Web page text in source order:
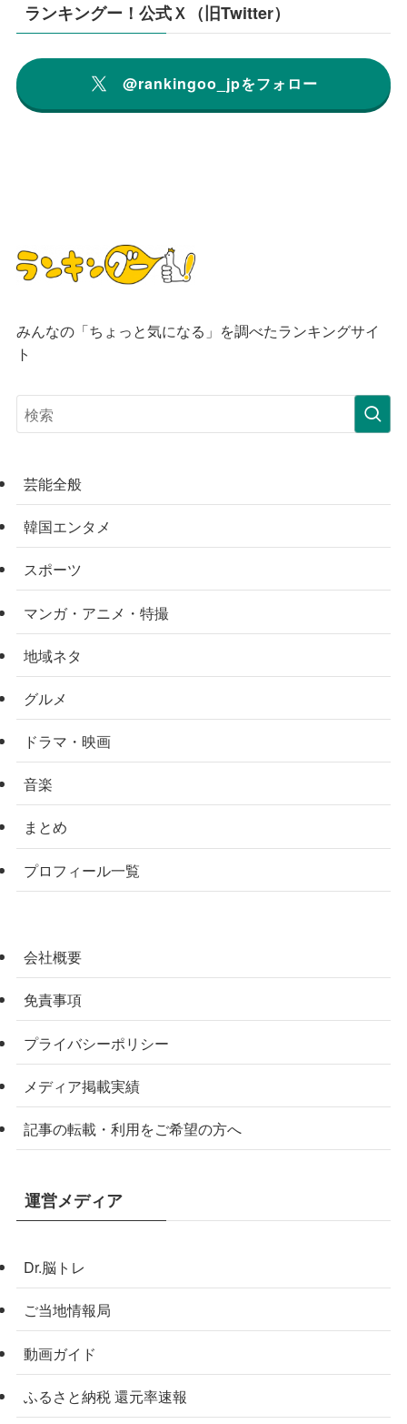
ランキングー！公式Ｘ（旧Twitter）
@rankingoo_jpをフォロー
みんなの「ちょっと気になる」を調べたランキングサイ
ト
芸能全般
韓国エンタメ
スポーツ
マンガ・アニメ・特撮
地域ネタ
グルメ
ドラマ・映画
音楽
まとめ
プロフィール一覧
会社概要
免責事項
プライバシーポリシー
メディア掲載実績
記事の転載・利用をご希望の方へ
運営メディア
Dr.脳トレ
ご当地情報局
動画ガイド
ふるさと納税 還元率速報